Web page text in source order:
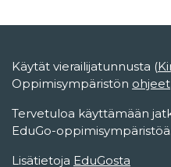
Käytät vierailijatunnusta (
Oppimisympäristön ohjeet
Tervetuloa käyttämään
EduGo-oppimisympäristöä.
Lisätietoja EduGosta